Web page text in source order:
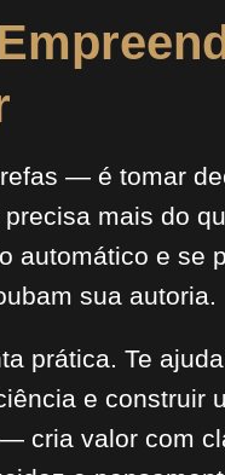
— é tomar
mais do
automático e se
sua autoria.
prática. Te
e construir
cria valor com